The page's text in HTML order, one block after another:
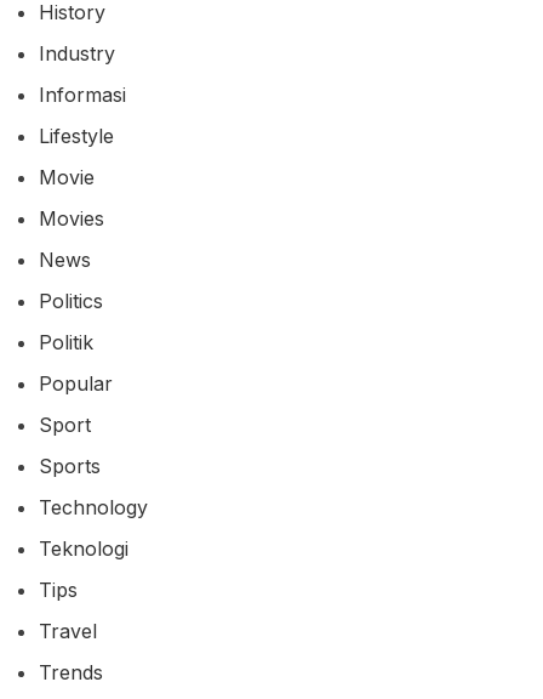
History
Industry
Informasi
Lifestyle
Movie
Movies
News
Politics
Politik
Popular
Sport
Sports
Technology
Teknologi
Tips
Travel
Trends